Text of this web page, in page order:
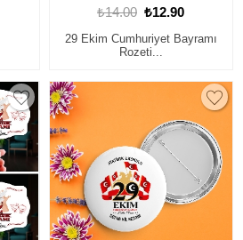
₺14.00 ₺12.90
29 Ekim Cumhuriyet Bayramı
Rozeti...